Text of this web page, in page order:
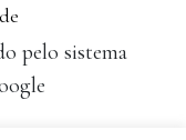
pelo sistema